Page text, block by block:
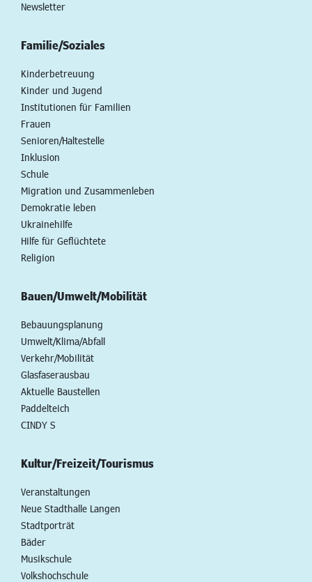
Newsletter
Familie/Soziales
Kinderbetreuung
Kinder und Jugend
Institutionen für Familien
Frauen
Senioren/Haltestelle
Inklusion
Schule
Migration und Zusammenleben
Demokratie leben
Ukrainehilfe
Hilfe für Geflüchtete
Religion
Bauen/Umwelt/Mobilität
Bebauungsplanung
Umwelt/Klima/Abfall
Verkehr/Mobilität
Glasfaserausbau
Aktuelle Baustellen
Paddelteich
CINDY S
Kultur/Freizeit/Tourismus
Veranstaltungen
Neue Stadthalle Langen
Stadtporträt
Bäder
Musikschule
Volkshochschule